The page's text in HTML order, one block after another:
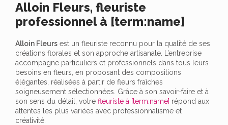
Alloin Fleurs, fleuriste
professionnel à [term:name]
Alloin Fleurs est un fleuriste reconnu pour la qualité de ses
créations florales et son approche artisanale. L’entreprise
accompagne particuliers et professionnels dans tous leurs
besoins en fleurs, en proposant des compositions
élégantes, réalisées à partir de fleurs fraîches
soigneusement sélectionnées. Grâce à son savoir-faire et à
son sens du détail, votre fleuriste à [term:name] répond aux
attentes les plus variées avec professionnalisme et
créativité.